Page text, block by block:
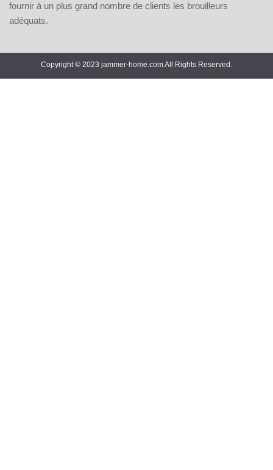
fournir à un plus grand nombre de clients les brouilleurs
adéquats.
Copyright © 2023 jammer-home.com All Rights Reserved.